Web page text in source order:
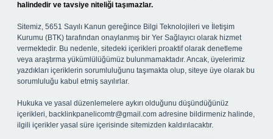
halindedir ve tavsiye niteliği taşımazlar.
Sitemiz, 5651 Sayılı Kanun gereğince Bilgi Teknolojileri ve İletişim
Kurumu (BTK) tarafından onaylanmış bir Yer Sağlayıcı olarak hizmet
vermektedir. Bu nedenle, sitedeki içerikleri proaktif olarak denetleme
veya araştırma yükümlülüğümüz bulunmamaktadır. Ancak, üyelerimiz
yazdıkları içeriklerin sorumluluğunu taşımakta olup, siteye üye olarak bu
sorumluluğu kabul etmiş sayılırlar.
Hukuka ve yasal düzenlemelere aykırı olduğunu düşündüğünüz
içerikleri, backlinkpanelicomtr@gmail.com adresine bildirmeniz halinde,
ilgili içerikler yasal süre içerisinde sitemizden kaldırılacaktır.